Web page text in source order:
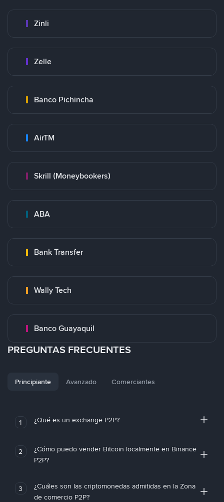
Zinli
Zelle
Banco Pichincha
AirTM
Skrill (Moneybookers)
ABA
Bank Transfer
Wally Tech
Banco Guayaquil
PREGUNTAS FRECUENTES
Principiante Avanzado Comerciantes
1 ¿Qué es un exchange P2P?
2
¿Cómo puedo vender Bitcoin localmente en Binance
P2P?
3
¿Cuáles son las criptomonedas admitidas en la Zona
de comercio P2P?